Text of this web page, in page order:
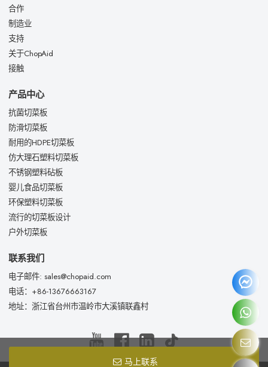
马上联系
合作
制造业
支持
关于ChopAid
接触
产品中心
抗菌切菜板
防滑切菜板
耐用的HDPE切菜板
仿大理石塑料切菜板
不锈钢塑料砧板
婴儿食品切菜板
环保塑料切菜板
流行的切菜板设计
户外切菜板
联系我们
电子邮件: sales@chopaid.com
电话：+86-13676663167
地址：浙江省台州市温岭市大溪镇联鑫村